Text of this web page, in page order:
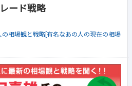
ード戦略
の相場観と戦略[有名なあの人の現在の相場